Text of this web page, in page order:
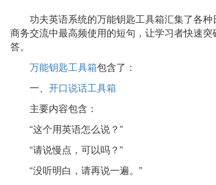
功夫英语系统的万能钥匙工具箱汇集了各种
商务交流中最高频使用的短句，让学习者快速突
答。
万能钥匙工具箱包含了：
一、 开口说话工具箱
主要内容包含：
“这个用英语怎么说？”
“请说慢点，可以吗？”
“没听明白，请再说一遍。”